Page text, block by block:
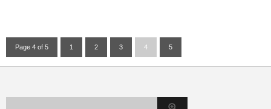
Page 4 of 5 1 2 3 4 5